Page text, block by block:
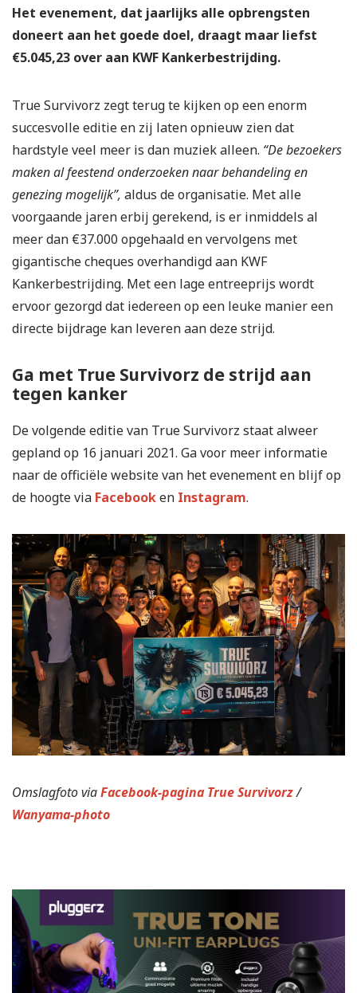
Het evenement, dat jaarlijks alle opbrengsten
doneert aan het goede doel, draagt maar liefst
€5.045,23 over aan KWF Kankerbestrijding.
True Survivorz zegt terug te kijken op een enorm
succesvolle editie en zij laten opnieuw zien dat
hardstyle veel meer is dan muziek alleen. “De bezoekers
maken al feestend onderzoeken naar behandeling en
genezing mogelijk”, aldus de organisatie. Met alle
voorgaande jaren erbij gerekend, is er inmiddels al
meer dan €37.000 opgehaald en vervolgens met
gigantische cheques overhandigd aan KWF
Kankerbestrijding. Met een lage entreeprijs wordt
ervoor gezorgd dat iedereen op een leuke manier een
directe bijdrage kan leveren aan deze strijd.
Ga met True Survivorz de strijd aan
tegen kanker
De volgende editie van True Survivorz staat alweer
gepland op 16 januari 2021. Ga voor meer informatie
naar de officiële website van het evenement en blijf op
de hoogte via Facebooken Instagram.
Omslagfoto viaFacebook-pagina True Survivorz/
Wanyama-photo